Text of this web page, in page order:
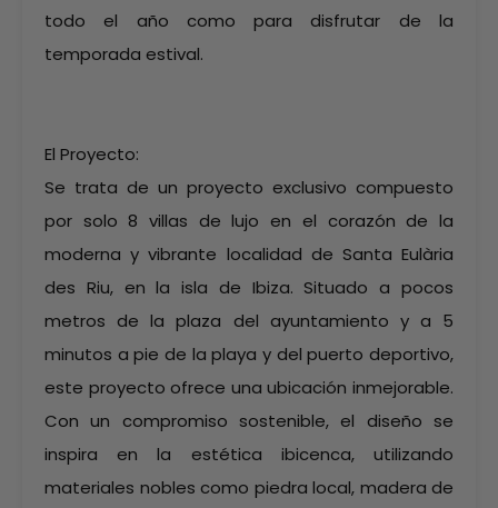
todo el año como para disfrutar de la
temporada estival.
El Proyecto:
Se trata de un proyecto exclusivo compuesto
por solo 8 villas de lujo en el corazón de la
moderna y vibrante localidad de Santa Eulària
des Riu, en la isla de Ibiza. Situado a pocos
metros de la plaza del ayuntamiento y a 5
minutos a pie de la playa y del puerto deportivo,
este proyecto ofrece una ubicación inmejorable.
Con un compromiso sostenible, el diseño se
inspira en la estética ibicenca, utilizando
materiales nobles como piedra local, madera de